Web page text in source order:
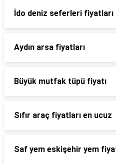
İdo deniz seferleri fiyatları
Aydın arsa fiyatları
Büyük mutfak tüpü fiyatı
Sıfır araç fiyatları en ucuz
Saf yem eskişehir yem